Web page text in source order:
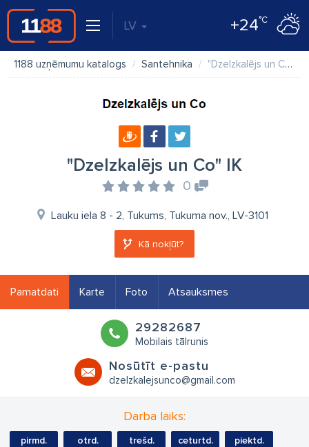
LV +24°C
1188 uzņēmumu katalogs Santehnika "Dzelzkalējs un Co" IK
"Dzelzkalējs un Co" IK
0
Lauku iela 8 - 2, Tukums, Tukuma nov., LV-3101
Kā nokļūt?
Pamatdati Karte Foto Atsauksmes
29282687
Mobilais tālrunis
Nosūtīt e-pastu
dzelzkalejsunco@gmail.com
Darba laiks:
pirmd. otrd. trešd. ceturtd. piektd.